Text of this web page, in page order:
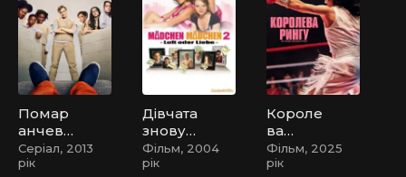
Помар
анчеви
й -
новий
Серіал, 2013
рік
Дівчата
знову
зверху
Фільм, 2004
рік
Короле
ва
рингу
Фільм, 2025
рік